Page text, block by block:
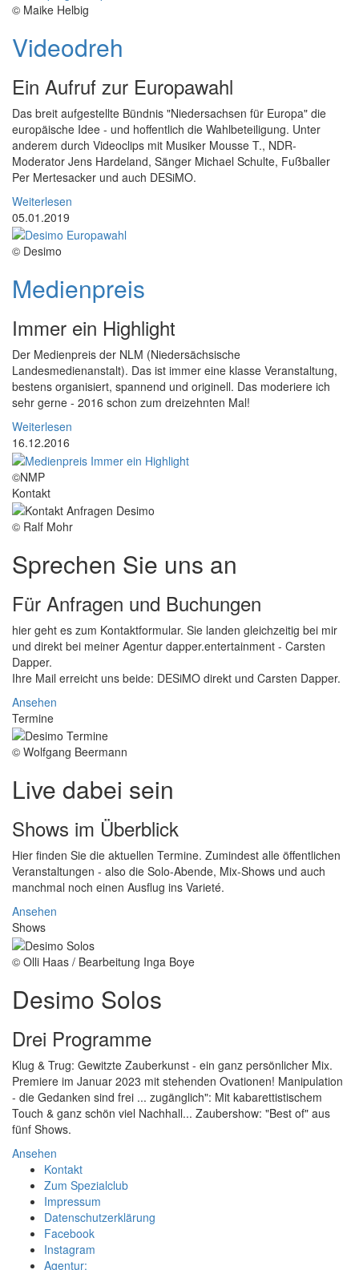
© Maike Helbig
Videodreh
Ein Aufruf zur Europawahl
Das breit aufgestellte Bündnis "Niedersachsen für Europa" die
europäische Idee - und hoffentlich die Wahlbeteiligung. Unter
anderem durch Videoclips mit Musiker Mousse T., NDR-
Moderator Jens Hardeland, Sänger Michael Schulte, Fußballer
Per Mertesacker und auch DESiMO.
Weiterlesen
05.01.2019
© Desimo
Medienpreis
Immer ein Highlight
Der Medienpreis der NLM (Niedersächsische
Landesmedienanstalt). Das ist immer eine klasse Veranstaltung,
bestens organisiert, spannend und originell. Das moderiere ich
sehr gerne - 2016 schon zum dreizehnten Mal!
Weiterlesen
16.12.2016
©NMP
Kontakt
© Ralf Mohr
Sprechen Sie uns an
Für Anfragen und Buchungen
hier geht es zum Kontaktformular. Sie landen gleichzeitig bei mir
und direkt bei meiner Agentur dapper.entertainment - Carsten
Dapper.
Ihre Mail erreicht uns beide: DESiMO direkt und Carsten Dapper.
Ansehen
Termine
© Wolfgang Beermann
Live dabei sein
Shows im Überblick
Hier finden Sie die aktuellen Termine. Zumindest alle öffentlichen
Veranstaltungen - also die Solo-Abende, Mix-Shows und auch
manchmal noch einen Ausflug ins Varieté.
Ansehen
Shows
© Olli Haas / Bearbeitung Inga Boye
Desimo Solos
Drei Programme
Klug & Trug: Gewitzte Zauberkunst - ein ganz persönlicher Mix.
Premiere im Januar 2023 mit stehenden Ovationen! Manipulation
- die Gedanken sind frei ... zugänglich": Mit kabarettistischem
Touch & ganz schön viel Nachhall... Zaubershow: "Best of" aus
fünf Shows.
Ansehen
Kontakt
Zum Spezialclub
Impressum
Datenschutzerklärung
Facebook
Instagram
Agentur: